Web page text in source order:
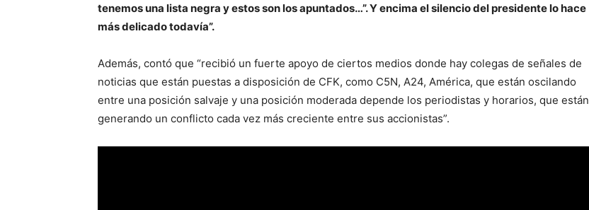
tenemos una lista negra y estos son los apuntados…”. Y encima el silencio del presidente lo hace
más delicado todavía”.
Además, contó que “recibió un fuerte apoyo de ciertos medios donde hay colegas de señales de
noticias que están puestas a disposición de CFK, como C5N, A24, América, que están oscilando
entre una posición salvaje y una posición moderada depende los periodistas y horarios, que están
generando un conflicto cada vez más creciente entre sus accionistas”.